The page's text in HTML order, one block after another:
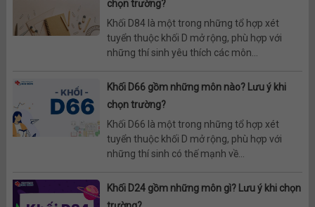
chọn trường?
Khối D84 là một trong những tổ hợp xét
tuyển thuộc khối D mở rộng, phù hợp với
những thí sinh yêu thích các môn...
Khối D66 gồm những môn nào? Lưu ý khi
chọn trường?
Khối D66 là một trong những tổ hợp xét
tuyển thuộc khối D mở rộng, phù hợp với
những thí sinh có thế mạnh về...
Khối D24 gồm những môn gì? Lưu ý khi chọn